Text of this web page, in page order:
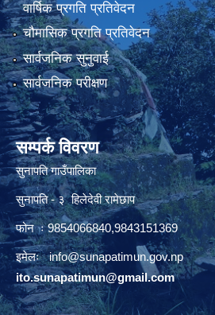
वार्षिक प्रगति प्रतिवेदन
चौमासिक प्रगति प्रतिवेदन
सार्वजनिक सुनुवाई
सार्वजनिक परीक्षण
सम्पर्क विवरण
सुनापति गाउँपालिका
सुनापति - ३ हिलेदेवी रामेछाप
फोन ः 9854066840,9843151369
इमेलः info@sunapatimun.gov.np
ito.sunapatimun@gmail.com